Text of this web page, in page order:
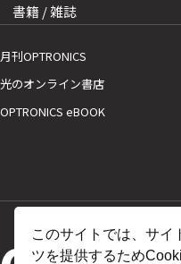
このサイトでは、サイ
ツを提供するため
書籍 / 雑誌
月刊OPTRONICS
光のオンライン書店
OPTRONICS eBOOK